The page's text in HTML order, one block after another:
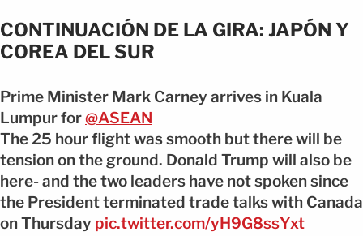
CONTINUACIÓN DE LA GIRA: JAPÓN Y
COREA DEL SUR
Prime Minister Mark Carney arrives in Kuala
Lumpur for@ASEAN
The 25 hour flight was smooth but there will be
tension on the ground. Donald Trump will also be
here- and the two leaders have not spoken since
the President terminated trade talks with Canada
on Thursday pic.twitter.com/yH9G8ssYxt